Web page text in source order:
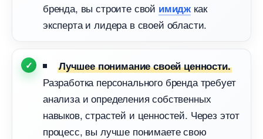
ренда, вы строите свой имидж как
эксперта и лидера в своей области.
Лучшее понимание своей ценности.
Разработка персонального бренда требует
анализа и определения собственных
навыков, страстей и ценностей. Через этот
процесс, вы лучше понимаете свою